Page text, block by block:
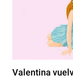
Valentina